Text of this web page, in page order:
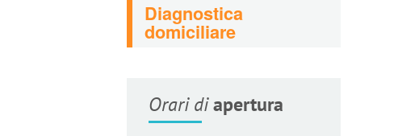
Diagnostica
domiciliare
Orari diapertura